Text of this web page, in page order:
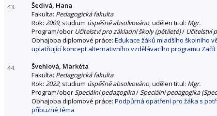
43.
Šedivá, Hana
Fakulta: Pedagogická fakulta
Rok: 2009, studium úspěšně absolvováno, udělen titul: Mgr.
Program/obor Učitelství pro základní školy (pětileté)/ Učitelství
Obhajoba diplomové práce: Edukace žáků mladšího školního
uplatňující koncept alternativního vzdělávacího programu
44.
Švehlová, Markéta
Fakulta: Pedagogická fakulta
Rok: 2022, studium úspěšně absolvováno, udělen titul: Mgr.
Program/oborSpeciální pedagogika/Speciální pedagogika
Obhajoba diplomové práce: Podpůrná opatření pro žáka s
příbuzné téma